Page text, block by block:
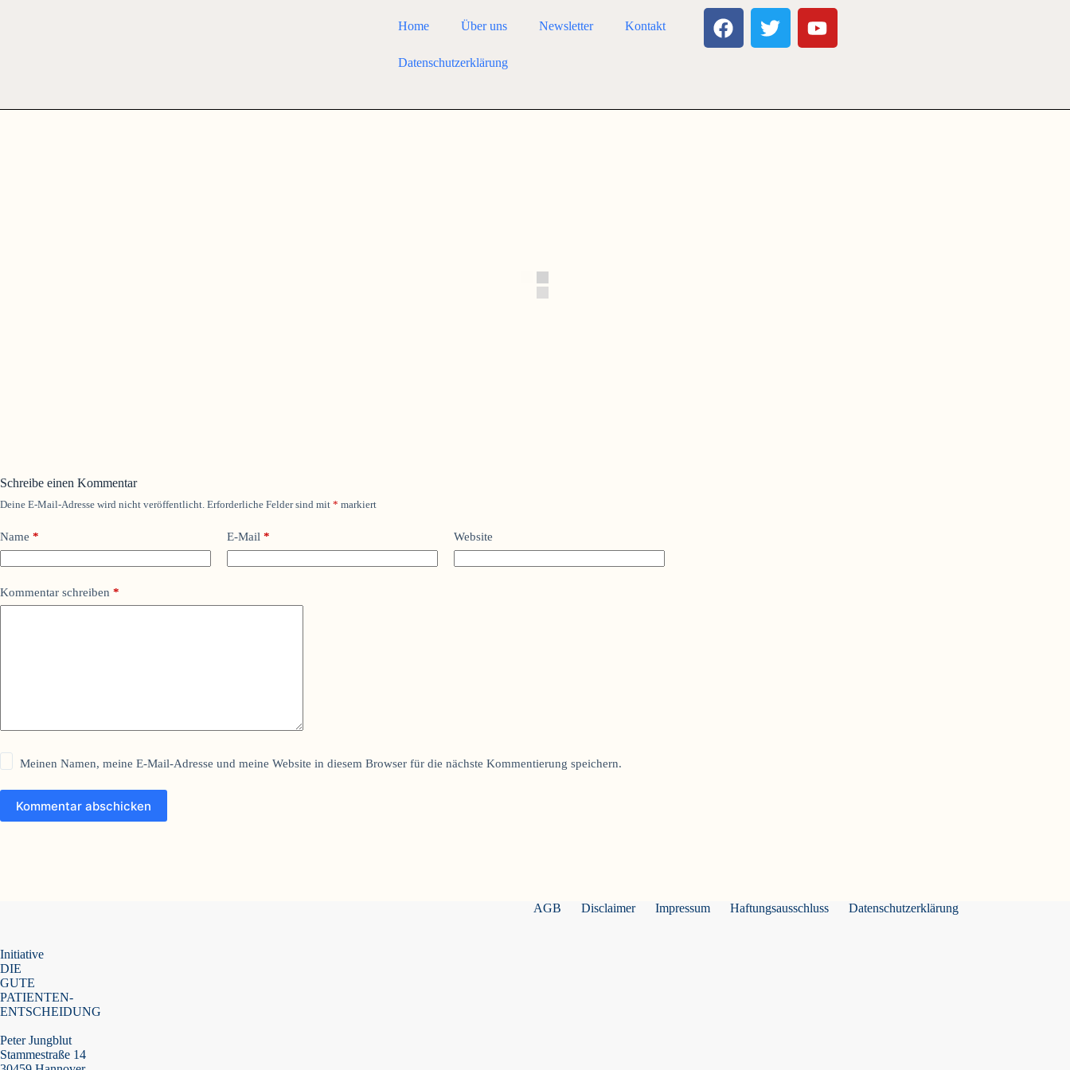
Home Über uns Newsletter Kontakt
Datenschutzerklärung
Schreibe einen Kommentar
Deine E-Mail-Adresse wird nicht veröffentlicht. Erforderliche Felder sind mit * markiert
Name * E-Mail * Website
Kommentar schreiben *
Meinen Namen, meine E-Mail-Adresse und meine Website in diesem Browser für die nächste Kommentierung speichern.
Kommentar abschicken
Initiative
DIE
GUTE
PATIENTEN-
ENTSCHEIDUNG
Peter Jungblut
Stammestraße 14
AGB Disclaimer Impressum Haftungsausschluss Datenschutzerklärung